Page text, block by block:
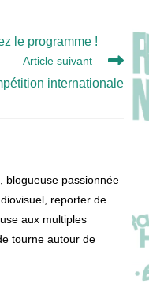
le programme !
Article suivant
internationale
blogueuse passionnée
reporter de
aux multiples
tourne autour de